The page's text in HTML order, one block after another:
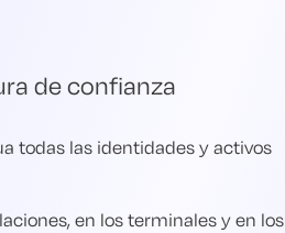
de confianza
todas las identidades y activos
en los terminales y en los